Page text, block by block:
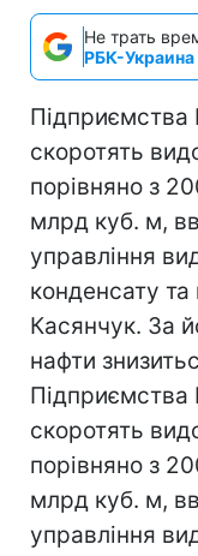
Не трать
РБК-Украина
Підприємства
скоротять
порівняно з
млрд куб. м,
управління
конденсату та
Касянчук. За
нафти
Підприємства
скоротять
порівняно з
млрд куб. м,
управління